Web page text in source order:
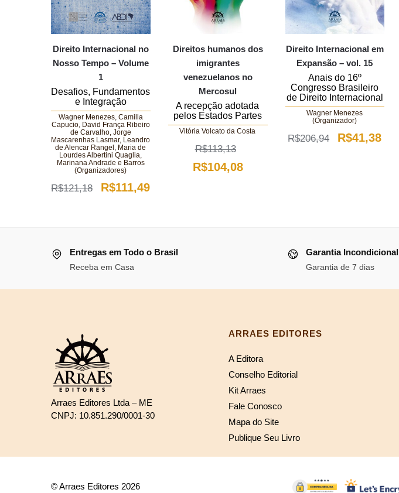
Direito Internacional no
Nosso Tempo – Volume
1
Desafios, Fundamentos
e Integração
Wagner Menezes, Camilla
Capucio, David França Ribeiro
de Carvalho, Jorge
Mascarenhas Lasmar, Leandro
de Alencar Rangel, Maria de
Lourdes Albertini Quaglia,
Marinana Andrade e Barros
(Organizadores)
R$121,18
O
R$121,18.
R$111,49O
Direitos humanos dos
imigrantes
venezuelanos no
Mercosul
A recepção adotada
pelos Estados Partes
Vitória Volcato da Costa
R$113,13
O
R$104,08O
Direito Internacional em
Expansão – vol. 15
Anais do 16º
Congresso Brasileiro
de Direito Internacional
Wagner Menezes
(Organizador)
R$206,94
O
R$41,38O
Entregas em Todo o Brasil
Receba em Casa
Garantia Incondicional
Garantia de 7 dias
Arraes Editores Ltda – ME
CNPJ: 10.851.290/0001-30
ARRAES EDITORES
A Editora
Conselho Editorial
Kit Arraes
Fale Conosco
Mapa do Site
Publique Seu Livro
© Arraes Editores 2026